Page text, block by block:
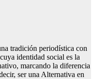
tradición periodística con
identidad social es la
marcando la diferencia
ser una Alternativa en